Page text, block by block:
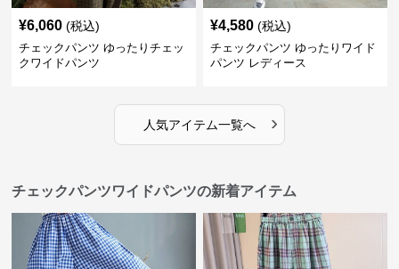
¥6,060 (税込)
チェックパンツ ゆったりチェッ
クワイドパンツ
¥4,580 (税込)
チェックパンツ ゆったりワイド
パンツ レディース
人気アイテム一覧へ ›
チェックパンツワイドパンツの新着アイテム